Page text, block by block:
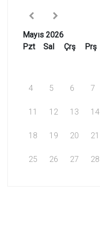
Mayıs 2026
Pzt
Sal Çrş Prş
4 5 6 7
11 12 13 14
18 19 20 21
25 26 27 28